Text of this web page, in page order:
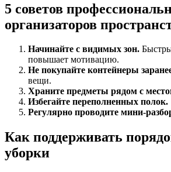
5 советов
организаторов
Начинайте с видимых зон.
повышает мотивацию.
Не покупайте контейнеры
вещи.
Храните предметы рядом с
Избегайте переполненных полок.
Регулярно проводите мини-
Как поддерживать
уборки